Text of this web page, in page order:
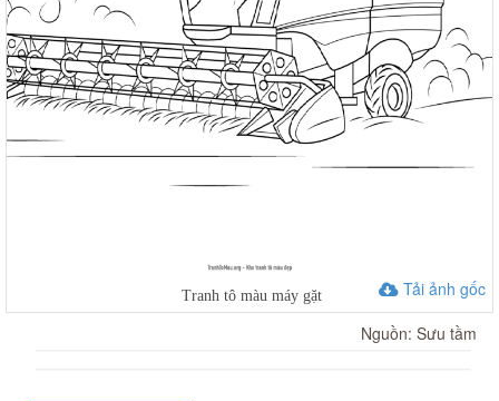
Tải ảnh gốc
Tranh tô màu máy gặt
Nguồn: Sưu tầm